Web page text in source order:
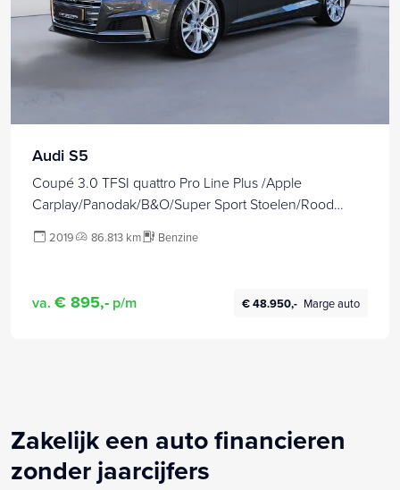
Audi S5
Coupé 3.0 TFSI quattro Pro Line Plus /Apple
Carplay/Panodak/B&O/Super Sport Stoelen/Rood
GARANTIE*)
2019 86.813 km Benzine
va. € 895,- p/m € 48.950,- Marge auto
Zakelijk een auto financieren
zonder jaarcijfers